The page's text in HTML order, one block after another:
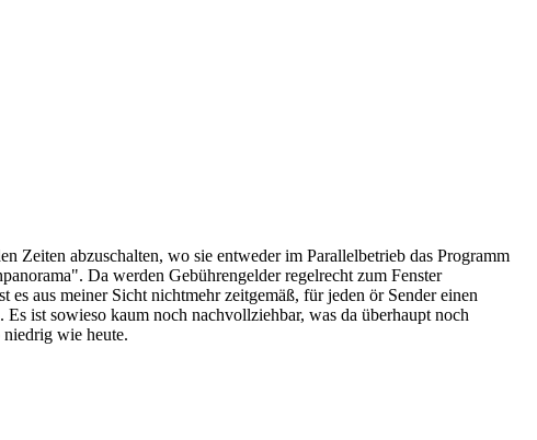
Zeiten abzuschalten, wo sie entweder im Parallelbetrieb das Programm
Da werden Gebührengelder regelrecht zum Fenster
aus meiner Sicht nichtmehr zeitgemäß, für jeden ör Sender einen
ist sowieso kaum noch nachvollziehbar, was da überhaupt noch
wie heute.